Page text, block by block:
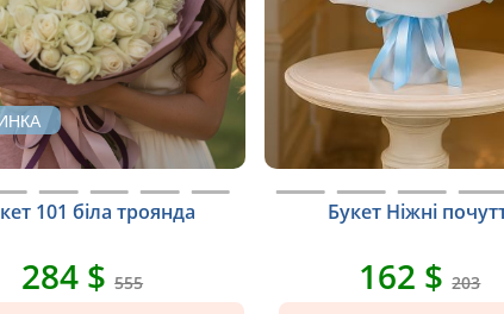
101 біла троянда
284 $555
Букет Ніжні
162 $203